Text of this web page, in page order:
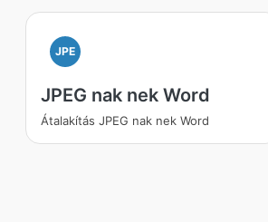
JPE
JPEG nak nek Word
Átalakítás JPEG nak nek Word